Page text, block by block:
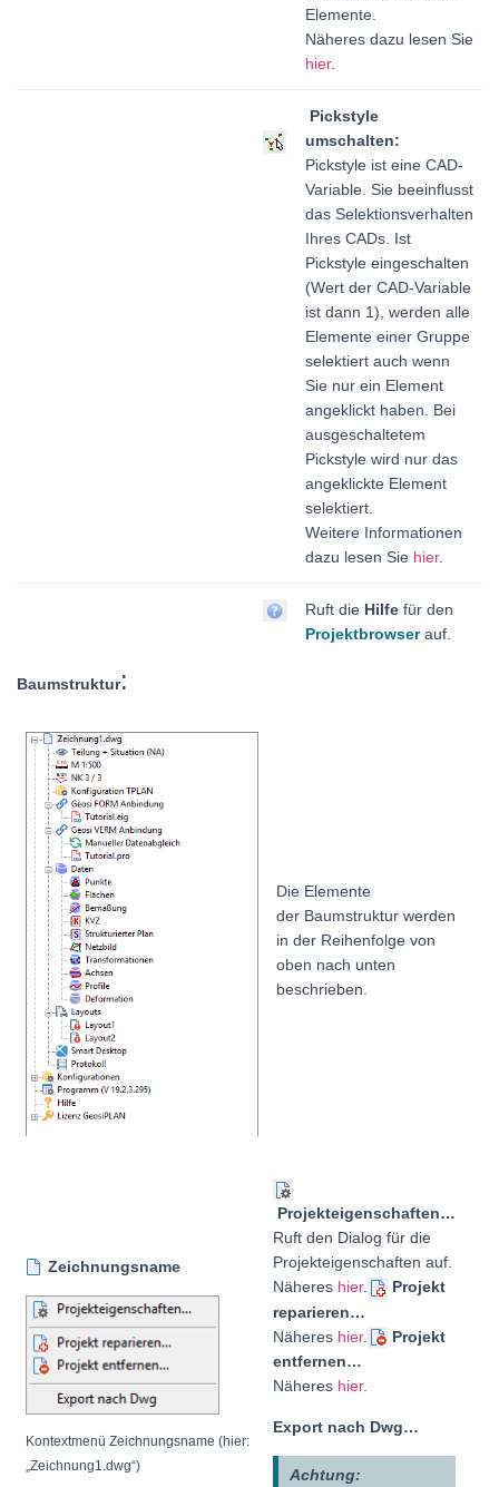
Elemente.
Näheres dazu lesen Sie
hier.
Pickstyle
umschalten:
Pickstyle ist eine CAD-
Variable. Sie beeinflusst
das Selektionsverhalten
Ihres CADs. Ist
Pickstyle eingeschalten
(Wert der CAD-Variable
ist dann 1), werden alle
Elemente einer Gruppe
selektiert auch wenn
Sie nur ein Element
angeklickt haben. Bei
ausgeschaltetem
Pickstyle wird nur das
angeklickte Element
selektiert.
Weitere Informationen
dazu lesen Sie hier.
Ruft die Hilfe für den
Projektbrowserauf.
Baumstruktur:
Die Elemente
der Baumstruktur werden
in der Reihenfolge von
oben nach unten
beschrieben.
Zeichnungsname
Kontextmenü Zeichnungsname (hier:
„Zeichnung1.dwg“)
Projekteigenschaften…
Ruft den Dialog für die
Projekteigenschaften auf.
Näheres hier.
Projekt
reparieren…
Näheres hier.
Projekt
entfernen…
Näheres hier.
Export nach Dwg…
Achtung: